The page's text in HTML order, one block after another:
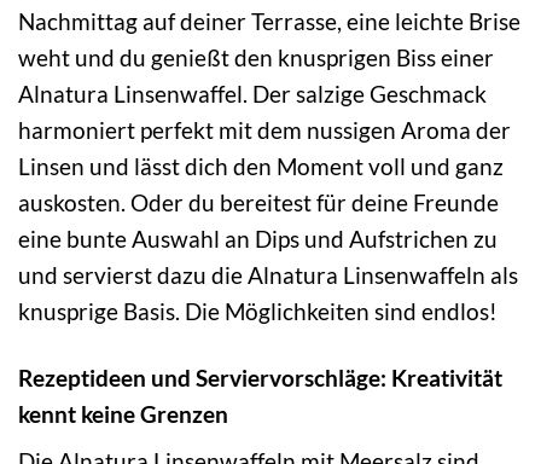
Nachmittag auf deiner Terrasse, eine leichte Brise
weht und du genießt den knusprigen Biss einer
Alnatura Linsenwaffel. Der salzige Geschmack
harmoniert perfekt mit dem nussigen Aroma der
Linsen und lässt dich den Moment voll und ganz
auskosten. Oder du bereitest für deine Freunde
eine bunte Auswahl an Dips und Aufstrichen zu
und servierst dazu die Alnatura Linsenwaffeln als
knusprige Basis. Die Möglichkeiten sind endlos!
Rezeptideen und Serviervorschläge: Kreativität
kennt keine Grenzen